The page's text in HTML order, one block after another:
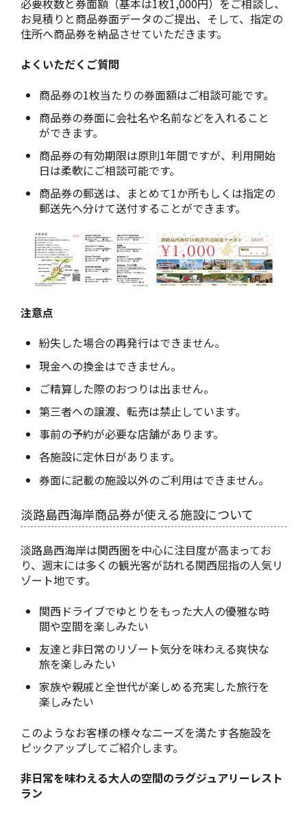
必要枚数と券面額（基本は1枚1,000円）をご相談し、
お見積りと商品券面データのご提出、そして、指定の
住所へ商品券を納品させていただきます。
よくいただくご質問
商品券の1枚当たりの券面額はご相談可能です。
商品券の券面に会社名や名前などを入れること
ができます。
商品券の有効期限は原則1年間ですが、利用開始
日は柔軟にご相談可能です。
商品券の郵送は、まとめて1か所もしくは指定の
郵送先へ分けて送付することができます。
注意点
紛失した場合の再発行はできません。
現金への換金はできません。
ご精算した際のおつりは出ません。
第三者への譲渡、転売は禁止しています。
事前の予約が必要な店舗があります。
各施設に定休日があります。
券面に記載の施設以外のご利用はできません。
淡路島西海岸商品券が使える施設について
淡路島西海岸は関西圏を中心に注目度が高まってお
り、週末には多くの観光客が訪れる関西屈指の人気リ
ゾート地です。
関西ドライブでゆとりをもった大人の優雅な時
間や空間を楽しみたい
友達と非日常のリゾート気分を味わえる爽快な
旅を楽しみたい
家族や親戚と全世代が楽しめる充実した旅行を
楽しみたい
このようなお客様の様々なニーズを満たす各施設を
ピックアップしてご紹介します。
非日常を味わえる大人の空間のラグジュアリーレスト
ラン